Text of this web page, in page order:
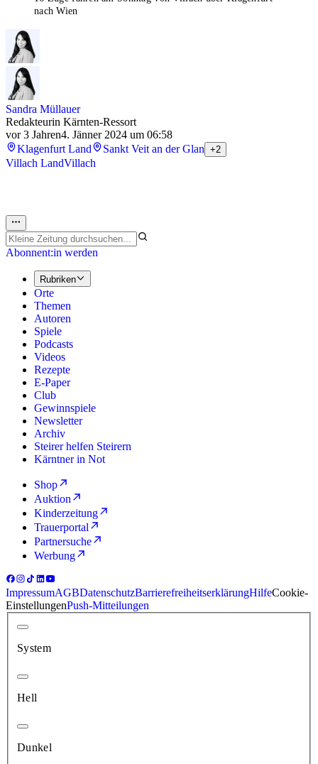
nach Wien
Sandra Müllauer
Redakteurin Kärnten-Ressort
vor 3 Jahren4. Jänner 2024 um 06:58
Klagenfurt Land
Sankt Veit an der Glan +2
Villach LandVillach
Abonnent:in werden
Rubriken
Orte
Themen
Autoren
Spiele
Podcasts
Videos
Rezepte
E-Paper
Club
Gewinnspiele
Newsletter
Archiv
Steirer helfen Steirern
Kärntner in Not
Shop
Auktion
Kinderzeitung
Trauerportal
Partnersuche
Werbung
ImpressumAGBDatenschutzBarrierefreiheitserklärungHilfeCookie-
EinstellungenPush-Mitteilungen
System
Hell
Dunkel